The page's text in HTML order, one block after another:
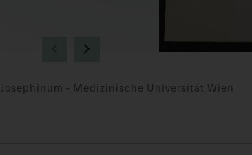
Josephinum - Medizinische Universität Wien